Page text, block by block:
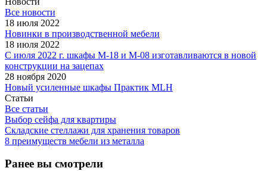
Все новости
18 июля 2022
Новинки в производственной мебели
18 июля 2022
С июля 2022 г. шкафы М-18 и М-08 изготавливаются в новой
конструкции на зацепах
28 ноября 2020
Новый усиленные шкафы Практик MLH
Статьи
Все статьи
Выбор сейфа для квартиры
Складские стеллажи для хранения товаров
8 преимуществ мебели из металла
Ранее вы смотрели